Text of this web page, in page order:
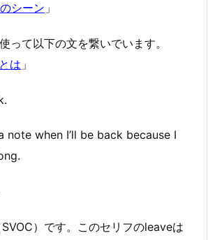
シーン 」
って以下の文を繋いでいます。
は 」
note when I’ll be back because I
）です。このセリフのleaveは